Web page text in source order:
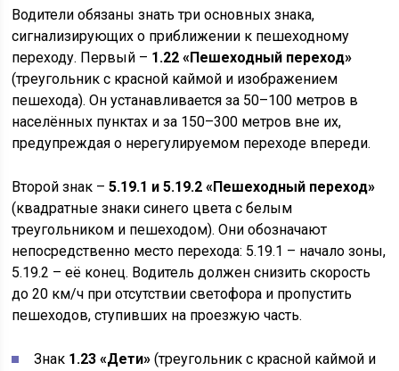
Водители обязаны знать три основных знака,
сигнализирующих о приближении к пешеходному
переходу. Первый – 1.22 «Пешеходный переход»
(треугольник с красной каймой и изображением
пешехода). Он устанавливается за 50–100 метров в
населённых пунктах и за 150–300 метров вне их,
предупреждая о нерегулируемом переходе впереди.
Второй знак –5.19.1 и 5.19.2 «Пешеходный переход»
(квадратные знаки синего цвета с белым
треугольником и пешеходом). Они обозначают
непосредственно место перехода: 5.19.1 – начало зоны,
5.19.2 – её конец. Водитель должен снизить скорость
до 20 км/ч при отсутствии светофора и пропустить
пешеходов, ступивших на проезжую часть.
Знак 1.23 «Дети» (треугольник с красной каймой и